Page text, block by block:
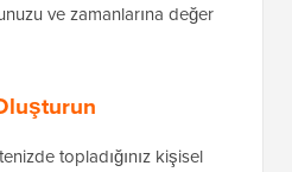
ve zamanlarına değer
topladığınız kişisel